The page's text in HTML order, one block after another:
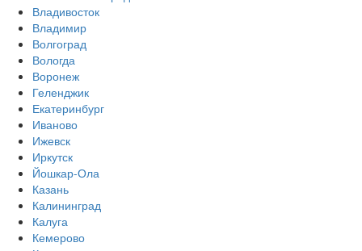
Владивосток
Владимир
Волгоград
Вологда
Воронеж
Геленджик
Екатеринбург
Иваново
Ижевск
Иркутск
Йошкар-Ола
Казань
Калининград
Калуга
Кемерово